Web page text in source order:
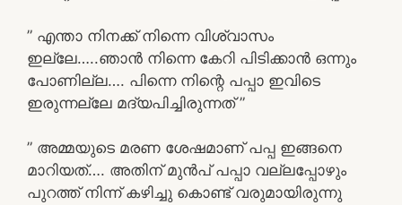
” എന്താ നിനക്ക് നിന്നെ വിശ്വാസം
ഇല്ലേ…..ഞാൻ നിന്നെ കേറി പിടിക്കാൻ ഒന്നും
പോണില്ല…. പിന്നെ നിന്റെ പപ്പാ ഇവിടെ
ഇരുന്നല്ലേ മദ്യപിച്ചിരുന്നത് ”
” അമ്മയുടെ മരണ ശേഷമാണ് പപ്പ ഇങ്ങനെ
മാറിയത്…. അതിന് മുൻപ് പപ്പാ വല്ലപ്പോഴും
പുറത്ത് നിന്ന് കഴിച്ചു കൊണ്ട് വരുമായിരുന്നു